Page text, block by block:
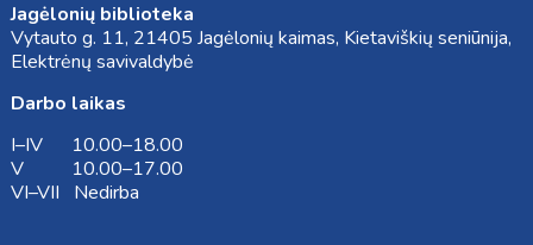
Jagėlonių biblioteka
Vytauto g. 11, 21405 Jagėlonių kaimas, Kietaviškių seniūnija,
Elektrėnų savivaldybė
Darbo laikas
I–IV 10.00–18.00
V 10.00–17.00
VI–VII Nedirba